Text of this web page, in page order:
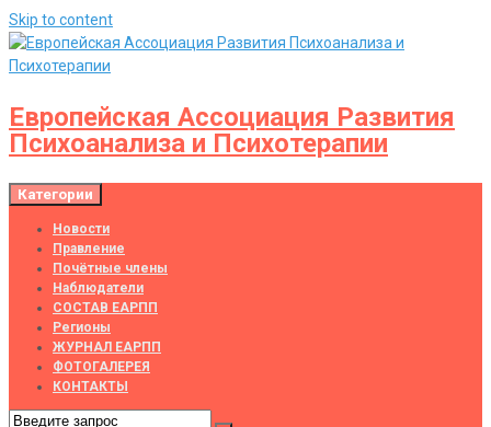
Skip to content
Европейская Ассоциация Развития
Психоанализа и Психотерапии
Категории
Новости
Правление
Почётные члены
Наблюдатели
СОСТАВ ЕАРПП
Регионы
ЖУРНАЛ ЕАРПП
ФОТОГАЛЕРЕЯ
КОНТАКТЫ